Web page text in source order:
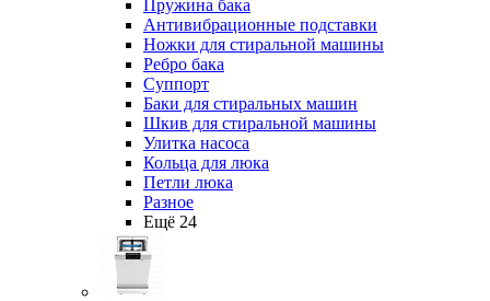
Пружина бака
Антивибрационные подставки
Ножки для стиральной машины
Ребро бака
Суппорт
Баки для стиральных машин
Шкив для стиральной машины
Улитка насоса
Кольца для люка
Петли люка
Разное
Ещё 24